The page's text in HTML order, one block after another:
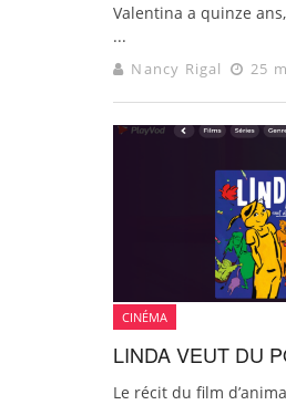
Valentina a quinze
...
Nancy Rigal 25
CINÉMA
LINDA VEUT DU
Le récit du film